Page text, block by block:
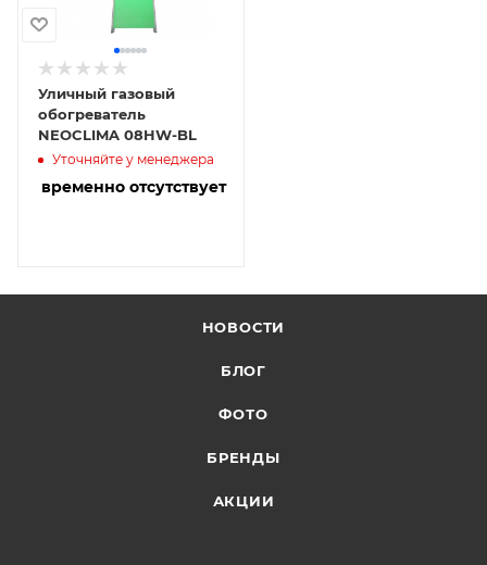
Уличный газовый
обогреватель
NEOCLIMA 08HW-BL
Уточняйте у менеджера
временно отсутствует
НОВОСТИ
БЛОГ
ФОТО
БРЕНДЫ
АКЦИИ